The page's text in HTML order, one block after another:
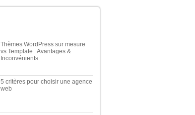
Thèmes WordPress sur mesure
vs Template : Avantages &
Inconvénients
5 critères pour choisir une agence
web